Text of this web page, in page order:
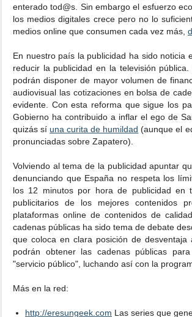
enterado tod@s. Sin embargo el esfuerzo
los medios digitales crece pero no lo
medios online que consumen cada vez más,
En nuestro país la publicidad ha sido
reducir la publicidad en la televisión
podrán disponer de mayor volumen de
audiovisual las cotizaciones en bolsa de
evidente. Con esta reforma que sigue los
Gobierno ha contribuido a inflar el ego de
quizás sí una curita de humildad (aunque el
pronunciadas sobre Zapatero).
Volviendo al tema de la publicidad apuntar
denunciando que España no respeta los
los 12 minutos por hora de publicidad en
publicitarios de los mejores contenidos
plataformas online de contenidos de
cadenas públicas ha sido tema de debate
que coloca en clara posición de
podrán obtener las cadenas públicas
"servicio público", luchando así con la
Más en la red:
http://eresungeek.com Las series que